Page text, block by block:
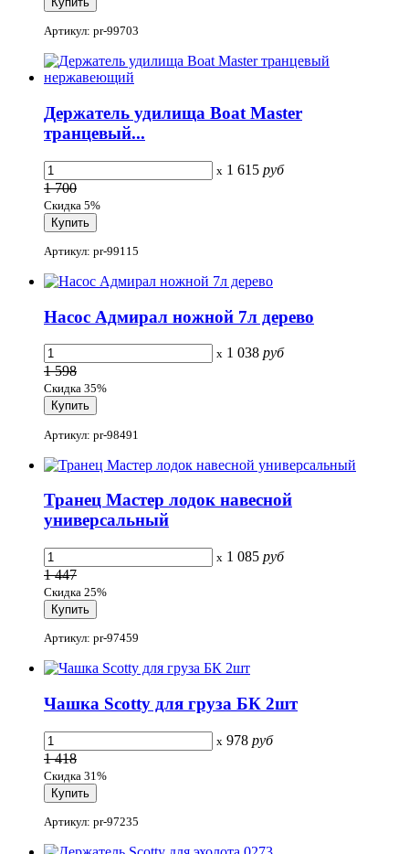
Артикул: pr-99703
Держатель удилища Boat Master
транцевый...
x 1 615 руб
1 700
Скидка 5%
Артикул: pr-99115
Насос Адмирал ножной 7л дерево
x 1 038 руб
1 598
Скидка 35%
Артикул: pr-98491
Транец Мастер лодок навесной
универсальный
x 1 085 руб
1 447
Скидка 25%
Артикул: pr-97459
Чашка Scotty для груза БК 2шт
x 978 руб
1 418
Скидка 31%
Артикул: pr-97235